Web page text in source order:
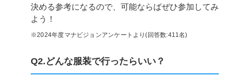
決める参考になるので、可能ならばぜひ参加してみ
よう！
※2024年度マナビジョンアンケートより(回答数:411名)
Q2.どんな服装で行ったらいい？